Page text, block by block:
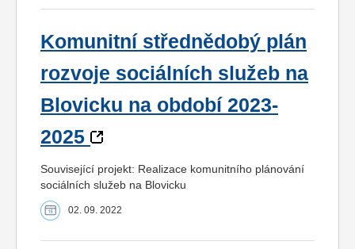
Komunitní střednědobý plán
rozvoje sociálních služeb na
Blovicku na období 2023-
2025
Související projekt: Realizace komunitního plánování
sociálních služeb na Blovicku
02. 09. 2022